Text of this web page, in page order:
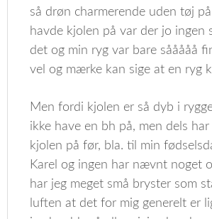
så drøn charmerende uden tøj
havde kjolen på var der jo ingen
det og min ryg var bare sååååå
vel og mærke kan sige at en ryg
Men fordi kjolen er så dyb i
ikke have en bh på, men dels
kjolen på før, bla. til min
Karel og ingen har nævnt noget
har jeg meget små bryster som
luften at det for mig generelt er